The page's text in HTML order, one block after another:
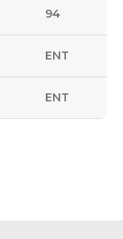
94
ENT
ENT